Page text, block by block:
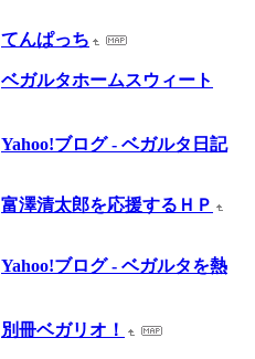
てんぱっち
ベガルタホームスウィート
Yahoo!ブログ - ベガルタ日記
富澤清太郎を応援するＨＰ
Yahoo!ブログ - ベガルタを熱
別冊ベガリオ！